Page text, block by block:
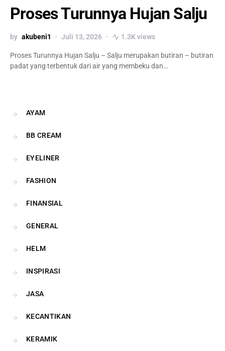
Proses Turunnya Hujan Salju
by akubeni1 Juli 13, 2026 1.3K views
Proses Turunnya Hujan Salju – Salju merupakan butiran – butiran
padat yang terbentuk dari air yang membeku dan…
AYAM
BB CREAM
EYELINER
FASHION
FINANSIAL
GENERAL
HELM
INSPIRASI
JASA
KECANTIKAN
KERAMIK